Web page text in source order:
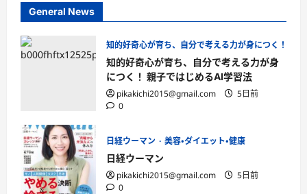
General News
知的好奇心が育ち、自分で考える力が身につく！ 親
知的好奇心が育ち、自分で考える力が身
につく！ 親子ではじめるAI学習法
pikakichi2015@gmail.com
5日前
0
日経ウーマン
美容・ダイエット・健康
日経ウーマン
pikakichi2015@gmail.com
5日前
0